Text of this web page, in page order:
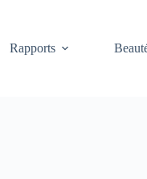
Rapports